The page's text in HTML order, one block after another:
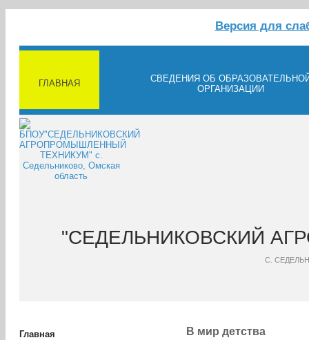
Версия для
ГЛАВНАЯ
СВЕДЕНИЯ ОБ
ОРГАНИЗАЦИИ
"СЕДЕЛЬНИКОВСКИЙ
С.
Главная В мир детства